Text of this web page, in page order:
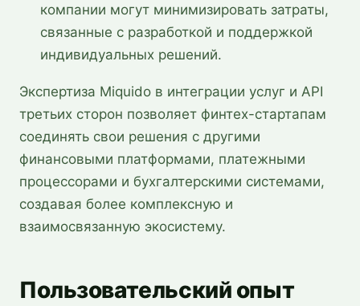
компании могут минимизировать затраты,
связанные с разработкой и поддержкой
индивидуальных решений.
Экспертиза Miquido в интеграции услуг и API
третьих сторон позволяет финтех-стартапам
соединять свои решения с другими
финансовыми платформами, платежными
процессорами и бухгалтерскими системами,
создавая более комплексную и
взаимосвязанную экосистему.
Пользовательский опыт